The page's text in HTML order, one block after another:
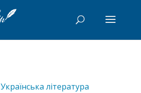
Українська література